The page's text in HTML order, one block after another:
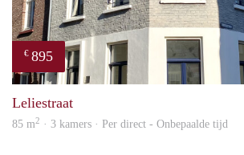
€ 895
Leliestraat
85 m2 · 3 kamers · Per direct - Onbepaalde tijd